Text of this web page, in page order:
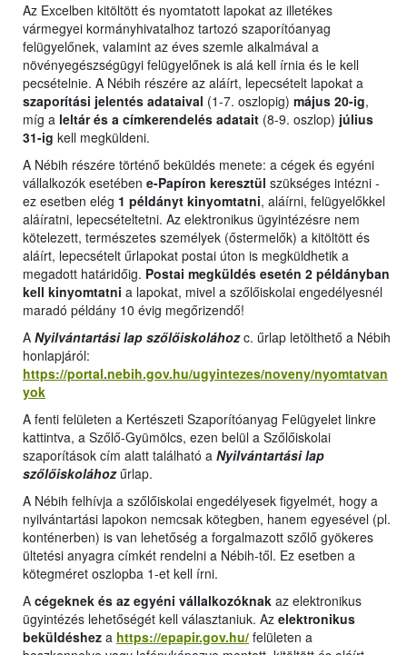
Az Excelben kitöltött és nyomtatott lapokat az illetékes
vármegyei kormányhivatalhoz tartozó szaporítóanyag
felügyelőnek, valamint az éves szemle alkalmával a
növényegészségügyi felügyelőnek is alá kell írnia és le kell
pecsételnie. A Nébih részére az aláírt, lepecsételt lapokat a
szaporítási jelentés adataival (1-7. oszlopig) május 20-ig,
míg a leltár és a címkerendelés adatait (8-9. oszlop) július
31-ig kell megküldeni.
A Nébih részére történő beküldés menete: a cégek és egyéni
vállalkozók esetében e-Papíron keresztül szükséges intézni -
ez esetben elég 1 példányt kinyomtatni, aláírni, felügyelőkkel
aláíratni, lepecsételtetni. Az elektronikus ügyintézésre nem
kötelezett, természetes személyek (őstermelők) a kitöltött és
aláírt, lepecsételt űrlapokat postai úton is megküldhetik a
megadott határidőig. Postai megküldés esetén 2 példányban
kell kinyomtatni a lapokat, mivel a szőlőiskolai engedélyesnél
maradó példány 10 évig megőrizendő!
A Nyilvántartási lap szőlőiskoláhozc. űrlap letölthető a Nébih
honlapjáról:
https://portal.nebih.gov.hu/ugyintezes/noveny/nyomtatvan
yok
A fenti felületen a Kertészeti Szaporítóanyag Felügyelet linkre
kattintva, a Szőlő-Gyümölcs, ezen belül a Szőlőiskolai
szaporítások cím alatt található a Nyilvántartási lap
szőlőiskoláhozűrlap.
A Nébih felhívja a szőlőiskolai engedélyesek figyelmét, hogy a
nyilvántartási lapokon nemcsak kötegben, hanem egyesével (pl.
konténerben) is van lehetőség a forgalmazott szőlő gyökeres
ültetési anyagra címkét rendelni a Nébih-től. Ez esetben a
kötegméret oszlopba 1-et kell írni.
A cégeknek és az egyéni vállalkozóknak az elektronikus
ügyintézés lehetőségét kell választaniuk. Az elektronikus
beküldéshez a https://epapir.gov.hu/ felületen a